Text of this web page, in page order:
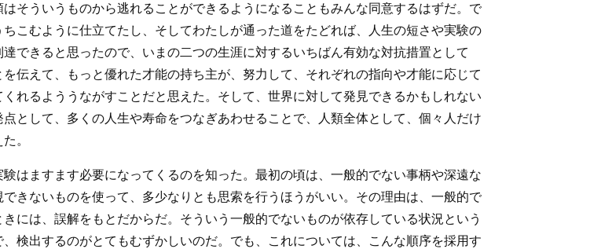
そういうものから逃れることができるようになることもみんな同意するはずだ。で
こむように仕立てたし、そしてわたしが通った道をたどれば、人生の短さや実験の
できると思ったので、いまの二つの生涯に対するいちばん有効な対抗措置として
伝えて、もっと優れた才能の持ち主が、努力して、それぞれの指向や才能に応じて
れるよううながすことだと思えた。そして、世界に対して発見できるかもしれない
として、多くの人生や寿命をつなぎあわせることで、人類全体として、個々人だけ
。
はますます必要になってくるのを知った。最初の頃は、一般的でない事柄や深遠な
きないものを使って、多少なりとも思索を行うほうがいい。その理由は、一般的で
には、誤解をもとだからだ。そういう一般的でないものが依存している状況という
検出するのがとてもむずかしいのだ。でも、これについては、こんな順序を採用す